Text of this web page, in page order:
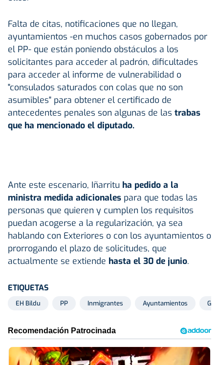
Falta de citas, notificaciones que no llegan,
ayuntamientos -en muchos casos gobernados por
el PP- que están poniendo obstáculos a los
solicitantes para acceder al padrón, dificultades
para acceder al informe de vulnerabilidad o
"consulados saturados con colas que no son
asumibles" para obtener el certificado de
antecedentes penales son algunas de las trabas
que ha mencionado el diputado.
Ante este escenario, Iñarritu ha pedido a la
ministra medida adicionales para que todas las
personas que quieren y cumplen los requisitos
puedan acogerse a la regularización, ya sea
hablando con Exteriores o con los ayuntamientos o
prorrogando el plazo de solicitudes, que
actualmente se extiende hasta el 30 de junio.
ETIQUETAS
EH Bildu PP Inmigrantes Ayuntamientos